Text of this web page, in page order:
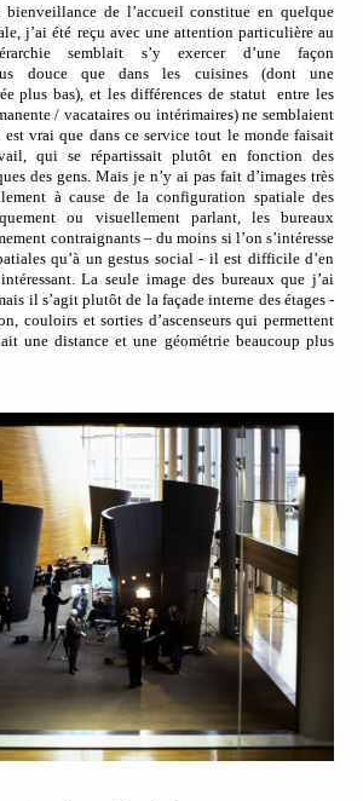
bienveillance de l’accueil constitue en quelque
j’ai été reçu avec une attention particulière au
semblait s’y exercer d’une façon
douce que dans les cuisines (dont une
plus bas), et les différences de statut
entre les
/ vacataires ou intérimaires) ne semblaient
vrai que dans ce service tout le monde faisait
qui se répartissait plutôt en fonction des
des gens. Mais je n’y ai pas fait d’images très
à cause de la configuration spatiale des
ou visuellement parlant, les bureaux
contraignants – du moins si l’on s’intéresse
qu’à un gestus social - il est difficile d’en
La seule image des bureaux que j’ai
il s’agit plutôt de la façade interne des étages -
couloirs et sorties d’ascenseurs qui permettent
une distance et une géométrie beaucoup plus